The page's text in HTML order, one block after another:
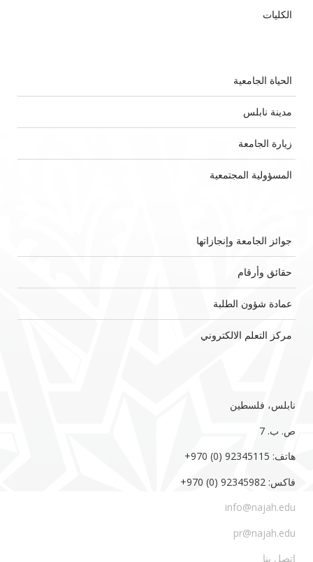
الكليات
الحياة الجامعية
مدينة نابلس
زيارة الجامعة
المسؤولية المجتمعية
جوائز الجامعة وإنجازاتها
حقائق وأرقام
عمادة شؤون الطلبة
مركز التعلم الالكتروني
نابلس، فلسطين
ص. ب. 7‏
هاتف: 92345115 (0) 970‏‎+‎
فاكس: 92345982 (0) 970‏‎+‎
info@najah.edu
pr@najah.edu
اتصل بنا